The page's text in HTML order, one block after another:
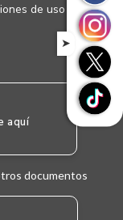
de uso
aquí
documentos
➤